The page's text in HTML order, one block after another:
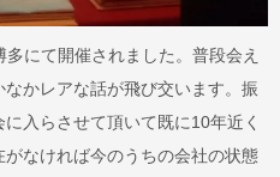
にて開催されました。普段会え
かレアな話が飛び交います。振
入らさせて頂いて既に10年近く
なければ今のうちの会社の状態